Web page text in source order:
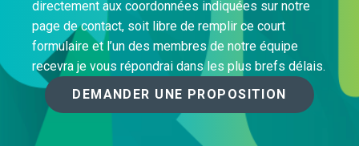
directement aux coordonnées indiquées sur notre
page de contact, soit libre de remplir ce court
formulaire et l’un des membres de notre équipe
recevra je vous répondrai dans les plus brefs délais.
DEMANDER UNE PROPOSITION